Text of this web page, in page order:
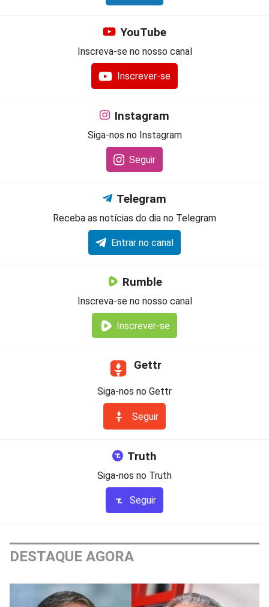
YouTube
Inscreva-se no nosso canal
Inscrever-se
Instagram
Siga-nos no Instagram
Seguir
Telegram
Receba as notícias do dia no Telegram
Entrar no canal
Rumble
Inscreva-se no nosso canal
Inscrever-se
Gettr
Siga-nos no Gettr
Seguir
Truth
Siga-nos no Truth
Seguir
DESTAQUE AGORA